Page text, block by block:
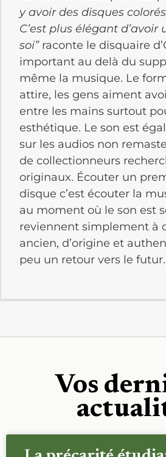
y avoir des disques
C’est plus élégant d’avoir
soi”raconte le disquaire
important au delà du
même la musique. Le
attire, les gens aiment
entre les mains surtout
esthétique. Le son est
sur les audios non
de collectionneurs
originaux. Écouter un
disque c’est écouter la
au moment où le son est
reviennent simplement à
ancien, d’origine et
peu un retour vers le futur.
Vos